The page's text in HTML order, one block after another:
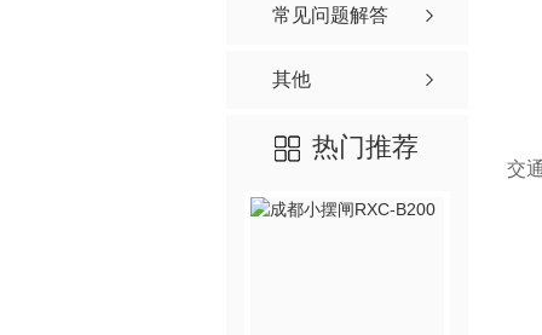
常见问题解答
其他
热门推荐
交